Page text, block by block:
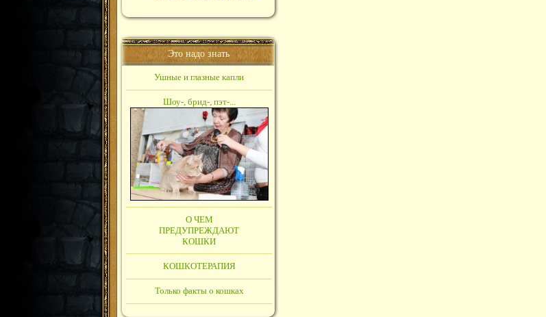
Это надо знать
Ушные и глазные капли
Шоу-, брид-, пэт-...
О ЧЕМ
ПРЕДУПРЕЖДАЮТ
КОШКИ
КОШКОТЕРАПИЯ
Только факты о кошках